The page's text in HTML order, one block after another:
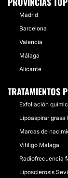
Madrid
Barcelona
Valencia
Málaga
Alicante
TRATAMIENTOS
Exfoliación
Lipoaspirar grasa
Marcas de
Vitiligo Málaga
Radiofrecuencia
Liposclerosis